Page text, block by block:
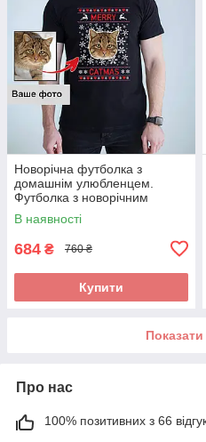
Новорічна футболка з
домашнім улюбленцем.
Футболка з новорічним
принтом
В наявності
684 ₴ 760 ₴
Купити
Про нас
100% позитивних з 66